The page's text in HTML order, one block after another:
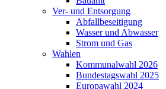
Ver- und Entsorgung
Abfallbeseitigung
Wasser und Abwasser
Strom und Gas
Wahlen
Kommunalwahl 2026
Bundestagswahl 2025
Europawahl 2024